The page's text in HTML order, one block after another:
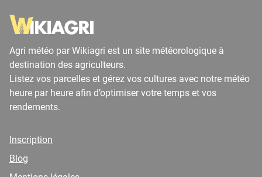
Agri météo par Wikiagri est un site météorologique à
destination des agriculteurs.
Listez vos parcelles et gérez vos cultures avec notre météo
heure par heure afin d’optimiser votre temps et vos
rendements.
Inscription
Blog